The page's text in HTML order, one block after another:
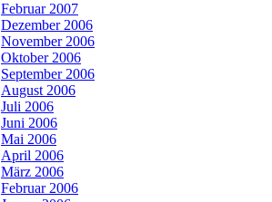
Februar 2007
Dezember 2006
November 2006
Oktober 2006
September 2006
August 2006
Juli 2006
Juni 2006
Mai 2006
April 2006
März 2006
Februar 2006